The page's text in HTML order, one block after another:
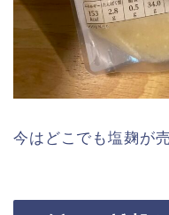
今はどこでも塩麹が